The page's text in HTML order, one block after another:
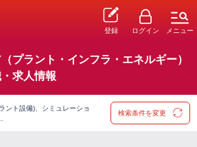
登録 ログイン メニュー
プラント・インフラ・エネルギー）
求人情報
ント設備)、シミュレーショ
検索条件を変更